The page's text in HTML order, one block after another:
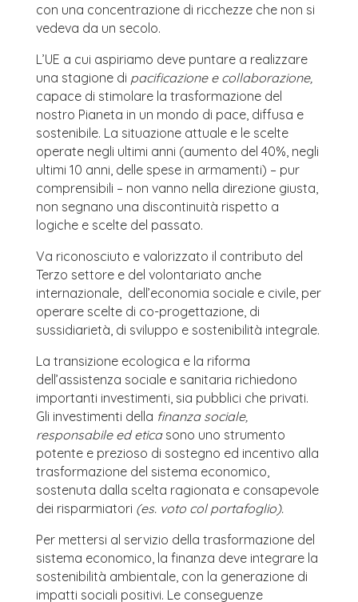
con una concentrazione di ricchezze che non si
vedeva da un secolo.
L’UE a cui aspiriamo deve puntare a realizzare
una stagione di pacificazione e collaborazione,
capace di stimolare la trasformazione del
nostro Pianeta in un mondo di pace, diffusa e
sostenibile. La situazione attuale e le scelte
operate negli ultimi anni (aumento del 40%, negli
ultimi 10 anni, delle spese in armamenti) – pur
comprensibili – non vanno nella direzione giusta,
non segnano una discontinuità rispetto a
logiche e scelte del passato.
Va riconosciuto e valorizzato il contributo del
Terzo settore e del volontariato anche
internazionale, dell’economia sociale e civile, per
operare scelte di co-progettazione, di
sussidiarietà, di sviluppo e sostenibilità integrale.
La transizione ecologica e la riforma
dell’assistenza sociale e sanitaria richiedono
importanti investimenti, sia pubblici che privati.
Gli investimenti della finanza sociale,
responsabile ed eticasono uno strumento
potente e prezioso di sostegno ed incentivo alla
trasformazione del sistema economico,
sostenuta dalla scelta ragionata e consapevole
dei risparmiatori (es. voto col portafoglio).
Per mettersi al servizio della trasformazione del
sistema economico, la finanza deve integrare la
sostenibilità ambientale, con la generazione di
impatti sociali positivi. Le conseguenze